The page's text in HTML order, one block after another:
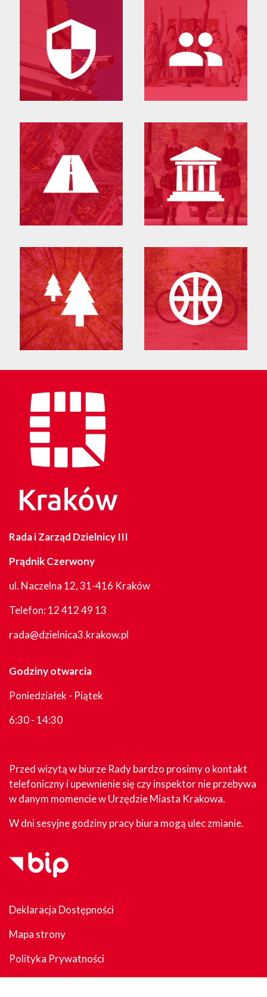
Rada i Zarząd Dzielnicy III
Prądnik Czerwony
ul. Naczelna 12, 31-416 Kraków
Telefon:12 412 49 13
rada@dzielnica3.krakow.pl
Godziny otwarcia
Poniedziałek - Piątek
6:30 - 14:30
Przed wizytą w biurze Rady bardzo prosimy o kontakt
telefoniczny i upewnienie się czy inspektor nie przebywa
w danym momencie w Urzędzie Miasta Krakowa.
W dni sesyjne godziny pracy biura mogą ulec zmianie.
Deklaracja Dostępności
Mapa strony
Polityka Prywatności